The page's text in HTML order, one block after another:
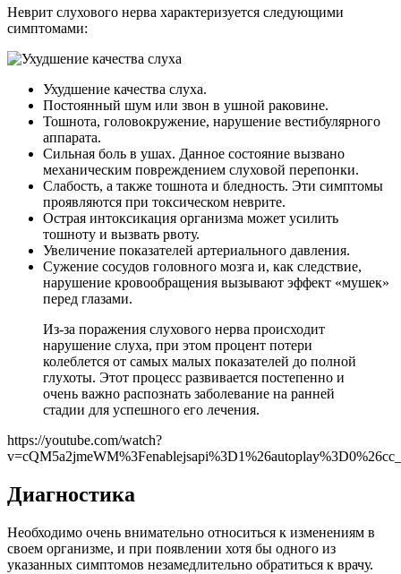
Неврит слухового нерва характеризуется следующими
симптомами:
Ухудшение качества слуха.
Постоянный шум или звон в ушной раковине.
Тошнота, головокружение, нарушение вестибулярного
аппарата.
Сильная боль в ушах. Данное состояние вызвано
механическим повреждением слуховой перепонки.
Слабость, а также тошнота и бледность. Эти симптомы
проявляются при токсическом неврите.
Острая интоксикация организма может усилить
тошноту и вызвать рвоту.
Увеличение показателей артериального давления.
Сужение сосудов головного мозга и, как следствие,
нарушение кровообращения вызывают эффект «мушек»
перед глазами.
Из-за поражения слухового нерва происходит
нарушение слуха, при этом процент потери
колеблется от самых малых показателей до полной
глухоты. Этот процесс развивается постепенно и
очень важно распознать заболевание на ранней
стадии для успешного его лечения.
https://youtube.com/watch?
Диагностика
Необходимо очень внимательно относиться к изменениям в
своем организме, и при появлении хотя бы одного из
указанных симптомов незамедлительно обратиться к врачу.